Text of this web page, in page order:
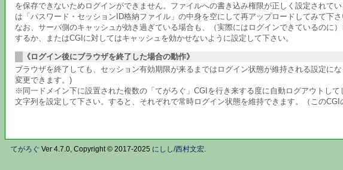
を保存できないためログインができません。ファイルへの書き込み権限が正しく設定され
は「パスワード・セッションID格納ファイル」の中身を空にして再アップロードしてみて下さ
なお、サーバ側のキャッシュが効き過ぎている場合も、（実際にはログインできているの
するか、またはCGIに対してはキャッシュを効かせないように設定して下さい。
《ログイン後にブラウザを終了した場合の動作》
ブラウザを終了しても、セッション有効期限が来るまではログイン状態が維持される設定
変更できます。)
※同一ドメイン下に設置された複数の「てがろぐ」CGIを行き来する度に自動ログアウトし
文字列を設定して下さい。すると、それぞれで常時ログイン状態を維持できます。（この
てがろぐ Ver 4.7.0, Copyright © 2017-2025 にしし/西村文宏.